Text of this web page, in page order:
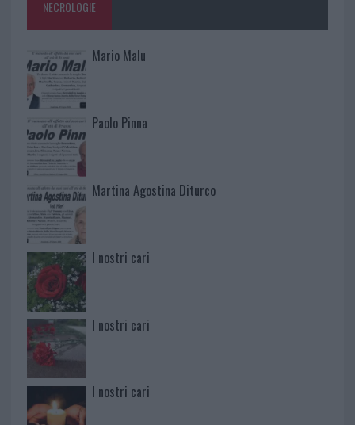
NECROLOGIE
Mario Malu
Paolo Pinna
Martina Agostina Diturco
I nostri cari
I nostri cari
I nostri cari